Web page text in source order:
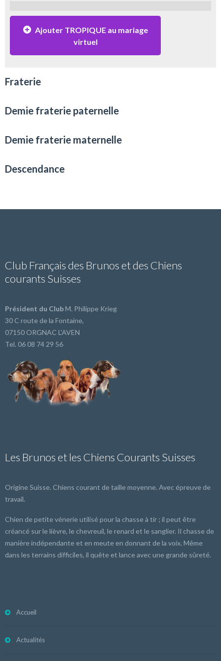
Ajouter TROPIQUE au mariage
virtuel
Fraterie
Demie fraterie paternelle
Demie fraterie maternelle
Descendance
Club Français des Brunos et des Chiens
courants Suisses
Président du ClubM. Philippe Krieg
30 C route de la Fontaine,
07150 ORGNAC L'AVEN
Tel. 06 08 74 29 56
Les Brunos et les Chiens Courants Suisses
Origine Suisse. Chiens courant de taille moyenne. Avec épreuve de
travail.
Chien de petite vénerie utilisé pour la chasse à tir ; il peut être
créancé sur le lièvre, le chevreuil, le renard et le sanglier. Il chasse de
manière indépendante et en meute en donnant de la voix. Même
dans les terrains difficiles, il quête et lance avec une grande sûreté.
Accueil
Actualités